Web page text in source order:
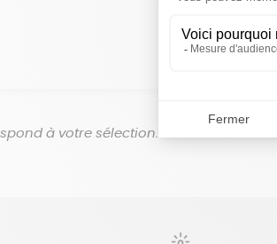
à votre sélection.